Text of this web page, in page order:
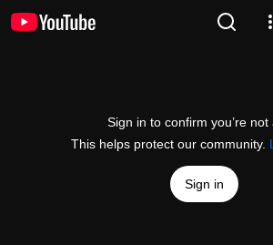
Sign in to confirm you’re not
This helps protect our community.
Sign in